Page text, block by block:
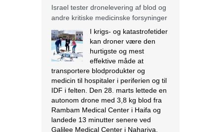
Israel tester dronelevering af blod og
andre kritiske medicinske forsyninger
I krigs- og katastrofetider
kan droner være den
hurtigste og mest
effektive måde at
transportere blodprodukter og
medicin til hospitaler i periferien og til
IDF i felten. Den 28. marts lettede en
autonom drone med 3,8 kg blod fra
Rambam Medical Center i Haifa og
landede 13 minutter senere ved
Galilee Medical Center i Nahariya,